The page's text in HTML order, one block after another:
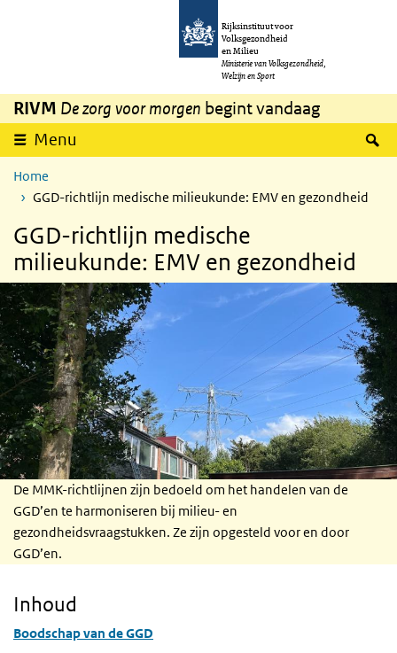
Overslaan en naar de inhoud gaan
Rijksinstituut voor
Volksgezondheid
en Milieu
Ministerie van Volksgezondheid,
Welzijn en Sport
RIVM De zorg voor morgen begint vandaag
Menu
Home
GGD-richtlijn medische milieukunde: EMV en gezondheid
GGD-richtlijn medische
milieukunde: EMV en gezondheid
De MMK-richtlijnen zijn bedoeld om het handelen van de
GGD’en te harmoniseren bij milieu- en
gezondheidsvraagstukken. Ze zijn opgesteld voor en door
GGD’en.
Inhoud
Boodschap van de GGD